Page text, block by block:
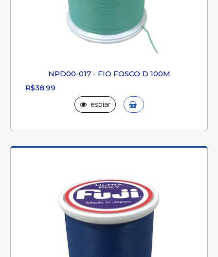
NPD00-017 - FIO FOSCO D 100M
R$38,99
espiar